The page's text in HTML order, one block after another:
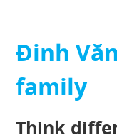
Đinh
family
Think